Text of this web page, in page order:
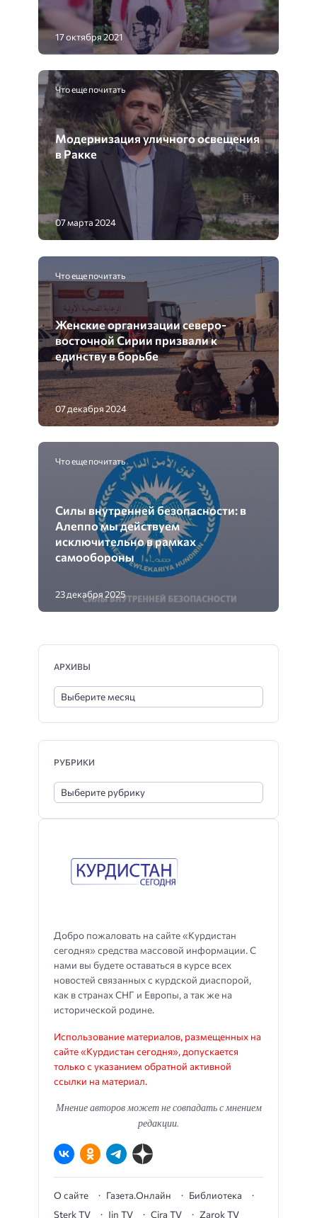
17 октября 2021
Что еще почитать
Модернизация уличного освещения
в Ракке
07 марта 2024
Что еще почитать
Женские организации северо-
восточной Сирии призвали к
единству в борьбе
07 декабря 2024
Что еще почитать
Силы внутренней безопасности: в
Алеппо мы действуем
исключительно в рамках
самообороны
23 декабря 2025
Добро пожаловать на сайте «Курдистан
сегодня» средства массовой информации. С
нами вы будете оставаться в курсе всех
новостей связанных с курдской диаспорой,
как в странах СНГ и Европы, а так же на
исторической родине.
Использование материалов, размещенных на
сайте «Курдистан сегодня», допускается
только с указанием обратной активной
ссылки на материал.
Мнение авторов может не совпадать с мнением
редакции.
О сайте Газета.Онлайн
Библиотека
Sterk TV
Jin TV Çira TV Zarok TV
АРХИВЫ
РУБРИКИ